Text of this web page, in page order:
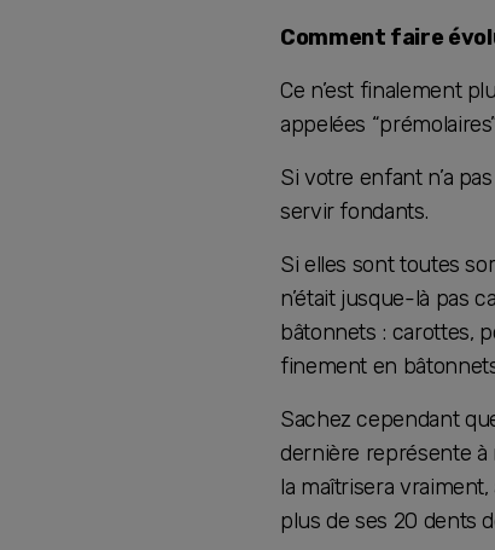
Comment faire
Ce n’est finalement
appelées
Si votre enfant n’a
servir fondants.
Si elles sont toutes
n’était jusque-là pas
bâtonnets : carottes,
finement en
Sachez cependant
dernière représente à
la maîtrisera
plus de ses 20 dents